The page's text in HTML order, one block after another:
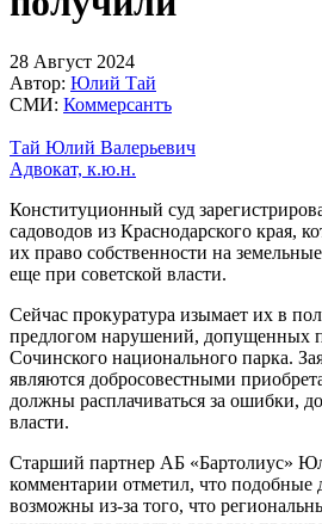
28 Август 2024
Автор: Юлий Тай
СМИ: Коммерсантъ
Тай Юлий Валерьевич
Адвокат, к.ю.н.
Конституционный суд
садоводов из Краснодарского края,
их право собственности на
еще при советской власти.
Сейчас прокуратура изымает их в
предлогом нарушений, допущенных
Сочинского национального парка.
являются добросовестными
должны расплачиваться за ошибки,
власти.
Старший партнер АБ «Бартолиус»
комментарии отметил, что подобные
возможны из-за того, что